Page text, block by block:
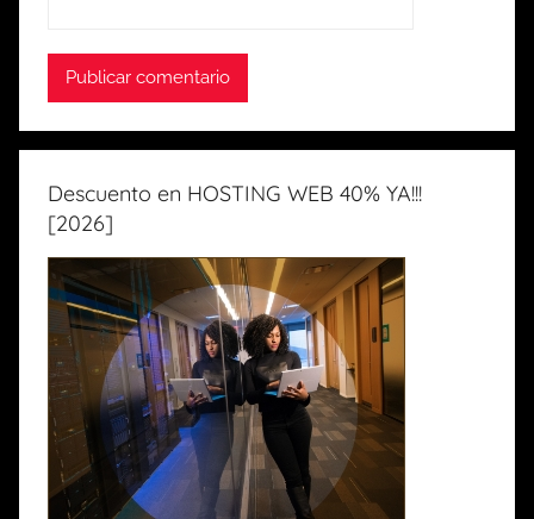
Descuento en HOSTING WEB 40% YA!!!
[2026]